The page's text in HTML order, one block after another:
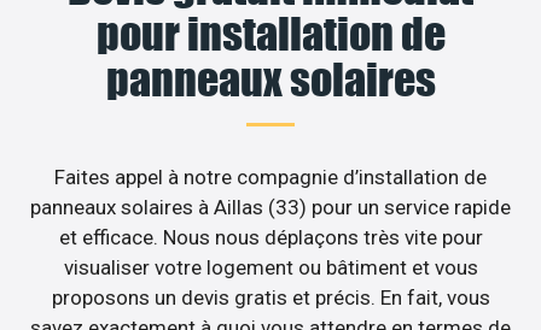
pour installation de
panneaux solaires
Faites appel à notre compagnie d’installation de
panneaux solaires à Aillas (33) pour un service rapide
et efficace. Nous nous déplaçons très vite pour
visualiser votre logement ou bâtiment et vous
proposons un devis gratis et précis. En fait, vous